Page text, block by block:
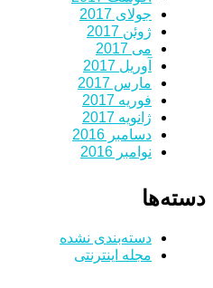
جولای 2017
ژوئن 2017
می 2017
آوریل 2017
مارس 2017
فوریه 2017
ژانویه 2017
دسامبر 2016
نوامبر 2016
دسته‌ها
دسته‌بندی نشده
مجله اینترنتی